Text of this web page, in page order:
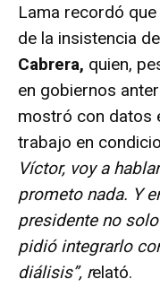
Lama recordó
de la insistencia
Cabrera, quien,
en gobiernos
mostró con datos
trabajo en
Víctor, voy a
prometo nada. Y
presidente no
pidió integrarlo
diálisis”, relató.